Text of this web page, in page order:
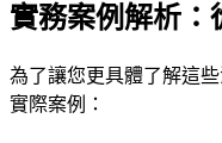
實務案例解析：
為了讓您更具體了解這
實際案例：